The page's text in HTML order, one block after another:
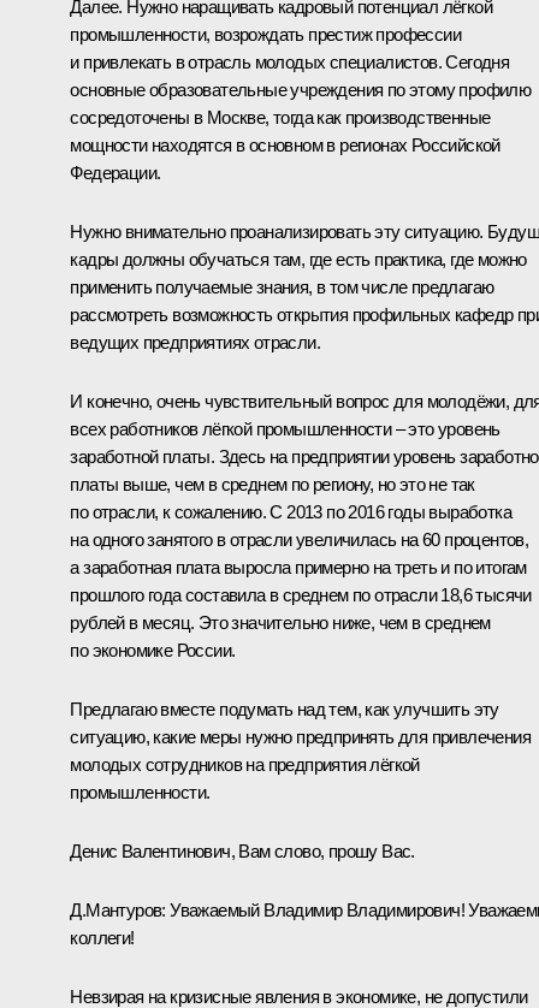
Далее. Нужно наращивать кадровый потенциал лёгкой
промышленности, возрождать престиж профессии
и привлекать в отрасль молодых специалистов. Сегодня
основные образовательные учреждения по этому профилю
сосредоточены в Москве, тогда как производственные
мощности находятся в основном в регионах Российской
Федерации.
Нужно внимательно проанализировать эту ситуацию.
кадры должны обучаться там, где есть практика, где можно
применить получаемые знания, в том числе предлагаю
рассмотреть возможность открытия профильных кафедр
ведущих предприятиях отрасли.
И конечно, очень чувствительный вопрос для молодёжи,
всех работников лёгкой промышленности – это уровень
заработной платы. Здесь на предприятии уровень
платы выше, чем в среднем по региону, но это не так
по отрасли, к сожалению. С 2013 по 2016 годы выработка
на одного занятого в отрасли увеличилась на 60 процентов,
а заработная плата выросла примерно на треть и по итогам
прошлого года составила в среднем по отрасли 18,6 тысячи
рублей в месяц. Это значительно ниже, чем в среднем
по экономике России.
Предлагаю вместе подумать над тем, как улучшить эту
ситуацию, какие меры нужно предпринять для привлечения
молодых сотрудников на предприятия лёгкой
промышленности.
Денис Валентинович, Вам слово, прошу Вас.
Д.Мантуров:Уважаемый Владимир Владимирович!
коллеги!
Невзирая на кризисные явления в экономике, не допустили